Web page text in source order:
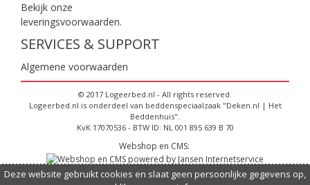
Bekijk onze
leveringsvoorwaarden.
SERVICES & SUPPORT
Algemene voorwaarden
© 2017 Logeerbed.nl - All rights reserved.
Logeerbed.nl is onderdeel van beddenspeciaalzaak "Deken.nl | Het
Beddenhuis".
KvK 17070536 - BTW ID: NL 001 895 639 B 70
Webshop en CMS:
Deze website gebruikt cookies en slaat geen persoonlijke gegevens op,